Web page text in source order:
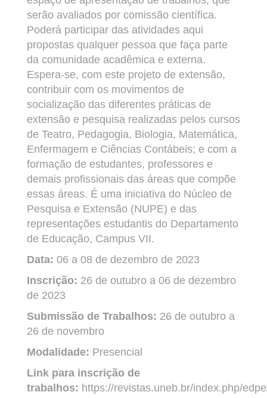
serão avaliados por comissão científica.
Poderá participar das atividades aqui
propostas qualquer pessoa que faça parte
da comunidade acadêmica e externa.
Espera-se, com este projeto de extensão,
contribuir com os movimentos de
socialização das diferentes práticas de
extensão e pesquisa realizadas pelos cursos
de Teatro, Pedagogia, Biologia, Matemática,
Enfermagem e Ciências Contábeis; e com a
formação de estudantes, professores e
demais profissionais das áreas que compõe
essas áreas. É uma iniciativa do Núcleo de
Pesquisa e Extensão (NUPE) e das
representações estudantis do Departamento
de Educação, Campus VII.
Data: 06 a 08 de dezembro de 2023
Inscrição: 26 de outubro a 06 de dezembro
de 2023
Submissão de Trabalhos: 26 de outubro a
26 de novembro
Modalidade: Presencial
Link para inscrição de
trabalhos: https://revistas.uneb.br/index.php/